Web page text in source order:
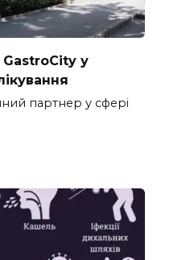
у
партнер у сфері